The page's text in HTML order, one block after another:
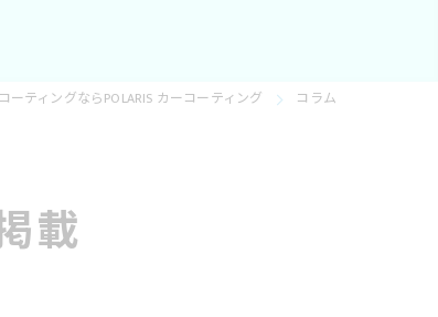
ーティングならPOLARIS カーコーティング コラム
載